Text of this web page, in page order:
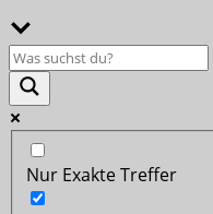
Nur Exakte Treffer